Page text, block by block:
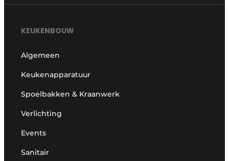
KEUKENBOUW
Algemeen
Keukenapparatuur
Spoelbakken & Kraanwerk
Verlichting
Events
Sanitair